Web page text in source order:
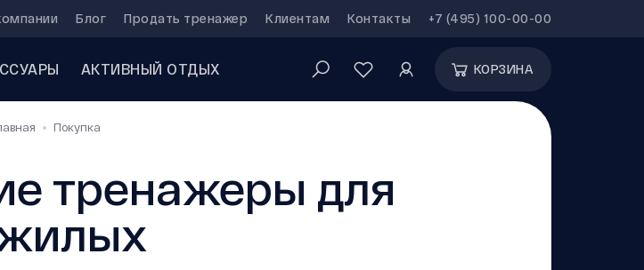
Блог Продать тренажер Клиентам Контакты +7 (495) 100-00-00
АКТИВНЫЙ ОТДЫХ КОРЗИНА
Покупка
тренажеры для